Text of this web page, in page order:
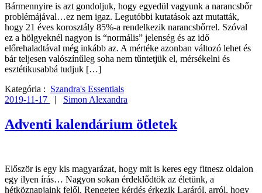
Bármennyire is azt gondoljuk, hogy egyedül vagyunk a narancsbőr
problémájával…ez nem igaz. Legutóbbi kutatások azt mutatták,
hogy 21 éves korosztály 85%-a rendelkezik narancsbőrrel. Szóval
ez a hölgyeknél nagyon is “normális” jelenség és az idő
előrehaladtával még inkább az. A mértéke azonban változó lehet és
bár teljesen valószínűleg soha nem tűntetjük el, mérsékelni és
esztétikusabbá tudjuk […]
Kategória : Szandra's Essentials
2019-11-17
| Simon Alexandra
Adventi kalendárium ötletek
Először is egy kis magyarázat, hogy mit is keres egy fitnesz oldalon
egy ilyen írás… Nagyon sokan érdeklődtök az életünk, a
hétköznapjaink felől. Rengeteg kérdés érkezik Laráról, arról, hogy